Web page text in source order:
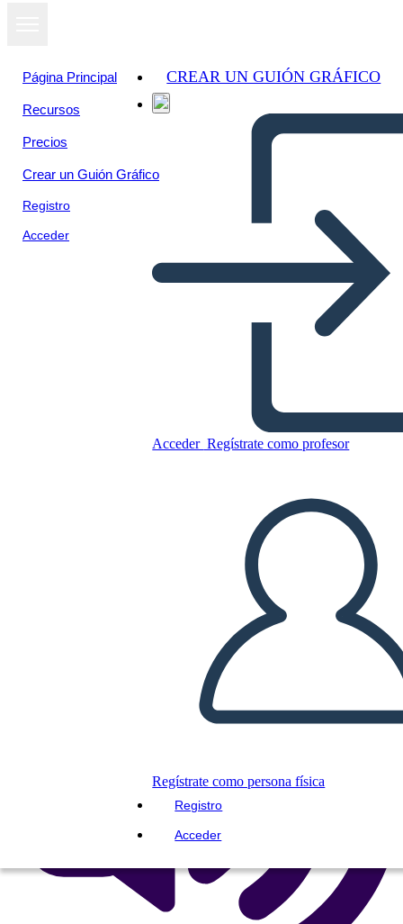
Página Principal
Recursos
Precios
Crear un Guión Gráfico
Registro
Acceder
CREAR UN GUIÓN GRÁFICO
Acceder Regístrate como profesor
Regístrate como persona física
Registro
Acceder
Forma di Mango
Copie este guión gráfico
CREAR UN GUIÓN GRÁFICO
JUEGO DE DIAPOSITIVAS
LEERME